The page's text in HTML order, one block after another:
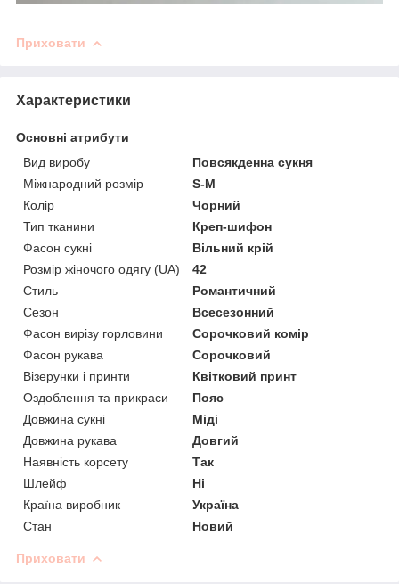
Приховати
Характеристики
Основні атрибути
Вид виробу
Повсякденна сукня
Міжнародний розмір
S-M
Колір
Чорний
Тип тканини
Креп-шифон
Фасон сукні
Вільний крій
Розмір жіночого одягу (UA)
42
Стиль
Романтичний
Сезон
Всесезонний
Фасон вирізу горловини
Сорочковий комір
Фасон рукава
Сорочковий
Візерунки і принти
Квітковий принт
Оздоблення та прикраси
Пояс
Довжина сукні
Міді
Довжина рукава
Довгий
Наявність корсету
Так
Шлейф
Ні
Країна виробник
Україна
Стан
Новий
Приховати